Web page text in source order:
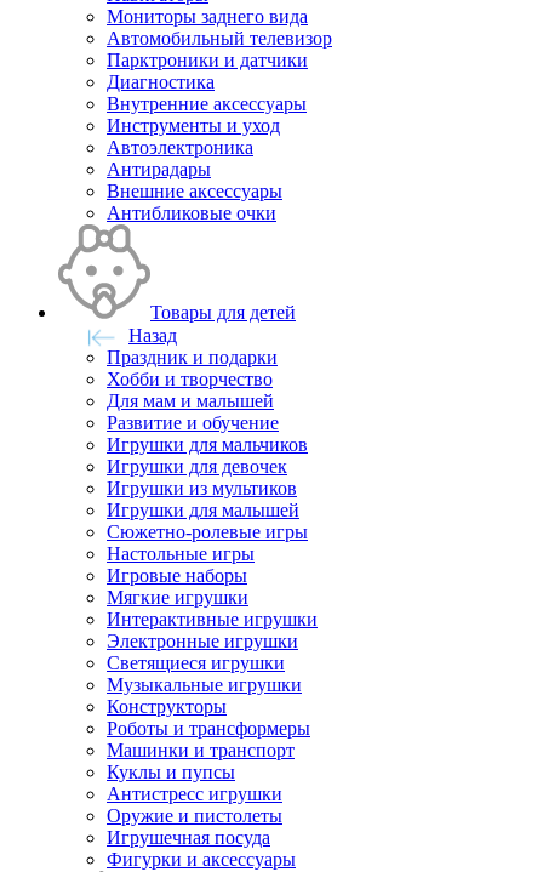
Мониторы заднего вида
Автомобильный телевизор
Парктроники и датчики
Диагностика
Внутренние аксессуары
Инструменты и уход
Автоэлектроника
Антирадары
Внешние аксессуары
Антибликовые очки
Товары для детей
Назад
Праздник и подарки
Хобби и творчество
Для мам и малышей
Развитие и обучение
Игрушки для мальчиков
Игрушки для девочек
Игрушки из мультиков
Игрушки для малышей
Сюжетно-ролевые игры
Настольные игры
Игровые наборы
Мягкие игрушки
Интерактивные игрушки
Электронные игрушки
Светящиеся игрушки
Музыкальные игрушки
Конструкторы
Роботы и трансформеры
Машинки и транспорт
Куклы и пупсы
Антистресс игрушки
Оружие и пистолеты
Игрушечная посуда
Фигурки и аксессуары